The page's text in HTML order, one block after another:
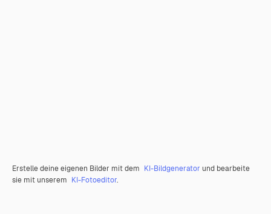
Erstelle deine eigenen Bilder mit dem KI-Bildgenerator und bearbeite
sie mit unserem KI-Fotoeditor.